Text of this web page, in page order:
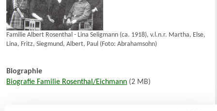
Familie Albert Rosenthal - Lina Seligmann (ca. 1918), v.l.n.r. Martha, Else,
Lina, Fritz, Siegmund, Albert, Paul (Foto: Abrahamsohn)
Biographie
Biografie Familie Rosenthal/Eichmann (2 MB)